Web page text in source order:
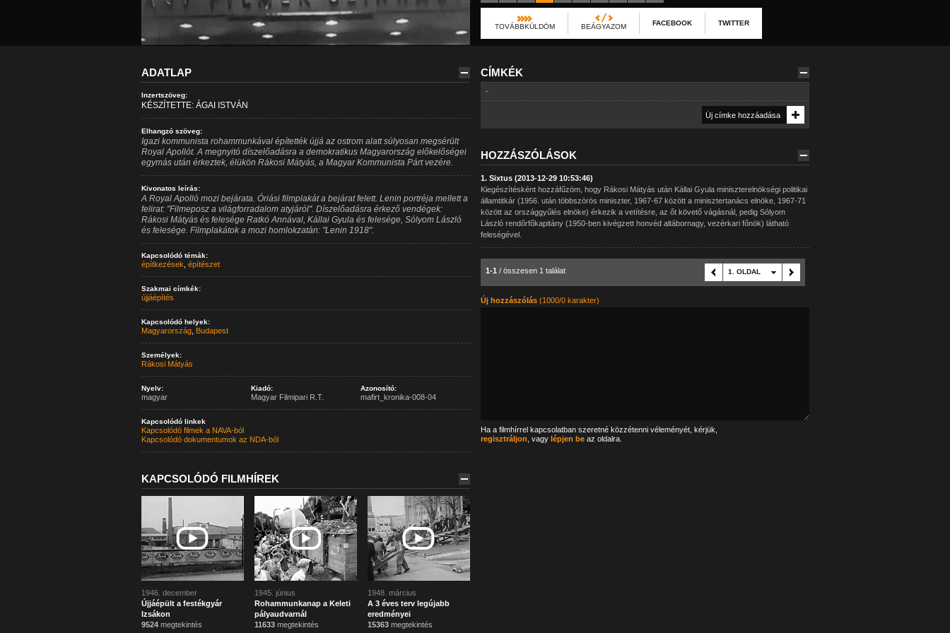
TOVÁBBKÜLDÖM BEÁGYAZOM FACEBOOK TWITTER
ADATLAP
Inzertszöveg:
KÉSZÍTETTE: ÁGAI ISTVÁN
Elhangzó szöveg:
Igazi kommunista rohammunkával építették újjá az ostrom alatt súlyosan megsérült
Royal Apollót. A megnyitó díszelőadásra a demokratikus Magyarország előkelőségei
egymás után érkeztek, élükön Rákosi Mátyás, a Magyar Kommunista Párt vezére.
Kivonatos leírás:
A Royal Apolló mozi bejárata. Óriási filmplakát a bejárat felett. Lenin portréja mellett a
felirat: "Filmeposz a világforradalom atyjáról". Díszelőadásra érkező vendégek:
Rákosi Mátyás és felesége Ratkó Annával, Kállai Gyula és felesége, Sólyom László
és felesége. Filmplakátok a mozi homlokzatán: "Lenin 1918".
Kapcsolódó témák:
építkezések építészet
Szakmai címkék:
újjáépítés
Kapcsolódó helyek:
Magyarország, Budapest
Személyek:
Rákosi Mátyás
Nyelv:
magyar
Kiadó:
Magyar Filmipari R.T.
Azonosító:
mafirt_kronika-008-04
Kapcsolódó linkek
Kapcsolódó filmek a NAVA-ból
Kapcsolódó dokumentumok az NDA-ból
KAPCSOLÓDÓ FILMHÍREK
1946. december
Újjáépült a festékgyár
Izsákon
9524megtekintés
1945. június
Rohammunkanap a Keleti
pályaudvarnál
11633megtekintés
1948. március
A 3 éves terv legújabb
eredményei
15363megtekintés
CÍMKÉK
-
HOZZÁSZÓLÁSOK
1. Sixtus (2013-12-29 10:53:46)
Kiegészítésként hozzáfűzöm, hogy Rákosi Mátyás után Kállai Gyula miniszterelnökségi politikai
államtitkár (1956. után többszörös miniszter, 1967-67 között a minisztertanács elnöke, 1967-71
között az országgyűlés elnöke) érkezik a vetítésre, az őt követő vágásnál, pedig Sólyom
László rendőrfőkapitány (1950-ben kivégzett honvéd altábornagy, vezérkari főnök) látható
feleségével.
1-1 / összesen 1 találat 1. OLDAL
Új hozzászólás(1000/0 karakter)
Ha a filmhírrel kapcsolatban szeretné közzétenni véleményét, kérjük,
regisztráljon , vagy lépjen beaz oldalra.